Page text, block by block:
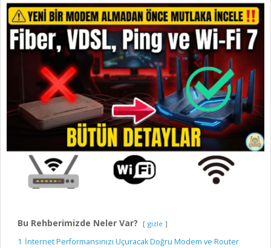
Bu Rehberimizde Neler Var? gizle
1 İnternet Performansınızı Uçuracak Doğru Modem ve Router